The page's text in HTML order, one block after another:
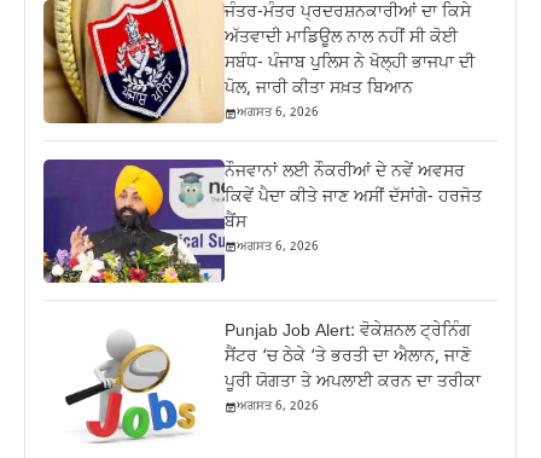
ਜੰਤਰ-ਮੰਤਰ ਪ੍ਰਦਰਸ਼ਨਕਾਰੀਆਂ ਦਾ ਕਿਸੇ
ਅੱਤਵਾਦੀ ਮਾਡਿਊਲ ਨਾਲ ਨਹੀਂ ਸੀ ਕੋਈ
ਸਬੰਧ- ਪੰਜਾਬ ਪੁਲਿਸ ਨੇ ਖੋਲ੍ਹੀ ਭਾਜਪਾ ਦੀ
ਪੋਲ, ਜਾਰੀ ਕੀਤਾ ਸਖ਼ਤ ਬਿਆਨ
ਅਗਸਤ 6, 2026
ਨੌਜਵਾਨਾਂ ਲਈ ਨੌਕਰੀਆਂ ਦੇ ਨਵੇਂ ਅਵਸਰ
ਕਿਵੇਂ ਪੈਦਾ ਕੀਤੇ ਜਾਣ ਅਸੀਂ ਦੱਸਾਂਗੇ- ਹਰਜੋਤ
ਬੈਂਸ
ਅਗਸਤ 6, 2026
Punjab Job Alert: ਵੋਕੇਸ਼ਨਲ ਟ੍ਰੇਨਿੰਗ
ਸੈਂਟਰ ‘ਚ ਠੇਕੇ ‘ਤੇ ਭਰਤੀ ਦਾ ਐਲਾਨ, ਜਾਣੋ
ਪੂਰੀ ਯੋਗਤਾ ਤੇ ਅਪਲਾਈ ਕਰਨ ਦਾ ਤਰੀਕਾ
ਅਗਸਤ 6, 2026